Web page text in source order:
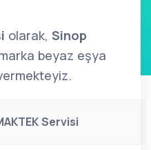
olarak, Sinop
beyaz eşya
Servisi